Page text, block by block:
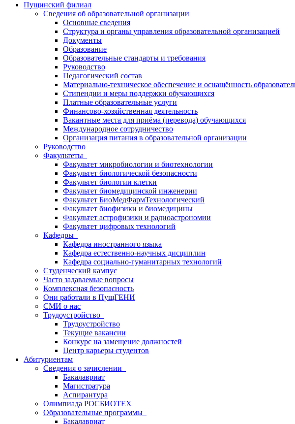
Пущинский филиал
Сведения об образовательной организации
Основные сведения
Структура и органы управления образовательной организацией
Документы
Образование
Образовательные стандарты и требования
Руководство
Педагогический состав
Материально-техническое обеспечение и оснащённость
Стипендии и меры поддержки обучающихся
Платные образовательные услуги
Финансово-хозяйственная деятельность
Вакантные места для приёма (перевода) обучающихся
Международное сотрудничество
Организация питания в образовательной организации
Руководство
Факультеты
Факультет микробиологии и биотехнологии
Факультет биологической безопасности
Факультет биологии клетки
Факультет биомедицинской инженерии
Факультет БиоМедФармТехнологический
Факультет биофизики и биомедицины
Факультет астрофизики и радиоастрономии
Факультет цифровых технологий
Кафедры
Кафедра иностранного языка
Кафедра естественно-научных дисциплин
Кафедра социально-гуманитарных технологий
Студенческий кампус
Часто задаваемые вопросы
Комплексная безопасность
Они работали в ПущГЕНИ
СМИ о нас
Трудоустройство
Трудоустройство
Текущие вакансии
Конкурс на замещение должностей
Центр карьеры студентов
Абитуриентам
Сведения о зачислении
Бакалавриат
Магистратура
Аспирантура
Олимпиада РОСБИОТЕХ
Образовательные программы
Бакалавриат